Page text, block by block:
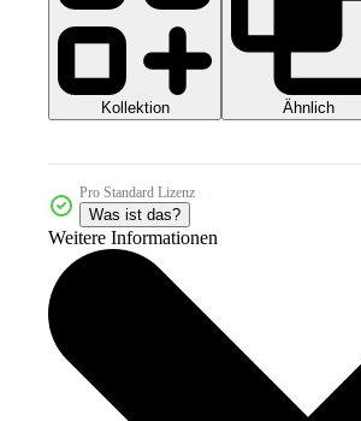
Kollektion Ähnlich
Pro Standard Lizenz
Was ist das?
Weitere Informationen